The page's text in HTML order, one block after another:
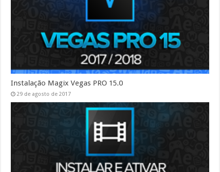
Instalação Magix Vegas PRO 15.0
29 de agosto de 2017